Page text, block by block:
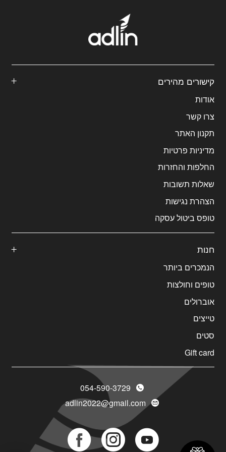
קישורים מהירים
אודות
צרו קשר
תקנון האתר
מדיניות פרטיות
החלפות והחזרות
שאלות תשובות
הצהרת נגישות
טופס ביטול עסקה
חנות
הנמכרים ביותר
טופים וחולצות
אוברולים
טייצים
סטים
Gift card
054-590-3729
adlin2022@gmail.com